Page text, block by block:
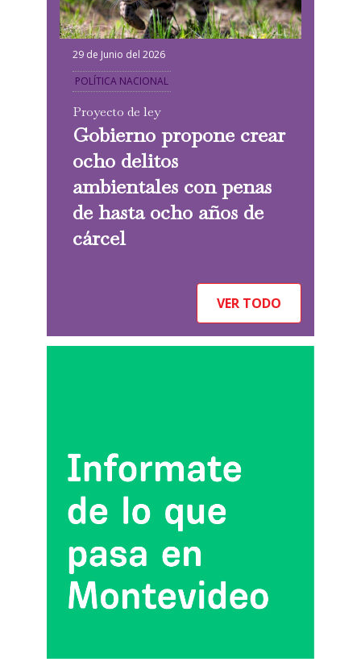
29 de Junio del 2026
POLÍTICA NACIONAL
Proyecto de ley
Gobierno propone crear
ocho delitos
ambientales con penas
de hasta ocho años de
cárcel
VER TODO